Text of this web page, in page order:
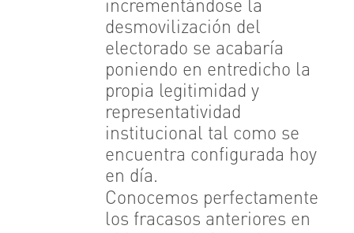
incrementándose la
desmovilización del
electorado se acabaría
poniendo en entredicho la
propia legitimidad y
representatividad
institucional tal como se
encuentra configurada hoy
en día.
Conocemos perfectamente
los fracasos anteriores en